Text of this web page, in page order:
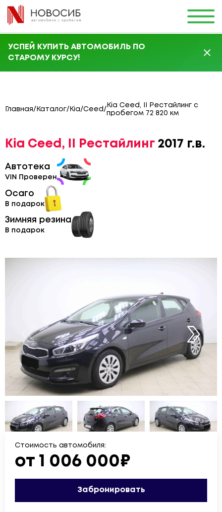
УСПЕЙ КУПИТЬ АВТОМОБИЛЬ ПО
СТАРОМУ КУРСУ!
Главная/ Каталог/ Kia/Ceed /
Kia Ceed, II Рестайлинг с
пробегом 72 820 км
Kia Ceed, II Рестайлинг 2017 г.в.
Автотека
VIN Проверен
Осаго
В подарок
Зимняя резина
В подарок
Стоимость автомобиля:
от 1 006 000₽
Забронировать